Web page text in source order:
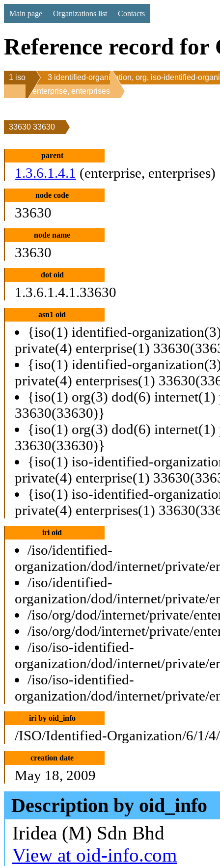
Main page Organizations list Contacts
Reference record for
1 iso
3 identified-organization, org, iso-identified-
1 enterprise, enterprises
33630 33630
parent
1.3.6.1.4.1 (enterprise, enterprises)
node code
33630
node name
33630
dot oid
1.3.6.1.4.1.33630
asn1 oid
{iso(1) identified-
private(4) enterprise(1)
{iso(1) identified-
private(4) enterprises(1)
{iso(1) org(3) dod(6) internet(1)
33630(33630)}
{iso(1) org(3) dod(6) internet(1)
33630(33630)}
{iso(1) iso-identified-
private(4) enterprise(1)
{iso(1) iso-identified-
private(4) enterprises(1)
iri oid
/iso/identified-
organization/dod/internet/private/
/iso/identified-
organization/dod/internet/private/
/iso/org/dod/internet/private/
/iso/org/dod/internet/private/
/iso/iso-identified-
organization/dod/internet/private/
/iso/iso-identified-
organization/dod/internet/private/
iri by oid_info
/ISO/Identified-Organization/6/1/
creation date
May 18, 2009
Description by oid_info
Iridea (M) Sdn Bhd
View at oid-info.com